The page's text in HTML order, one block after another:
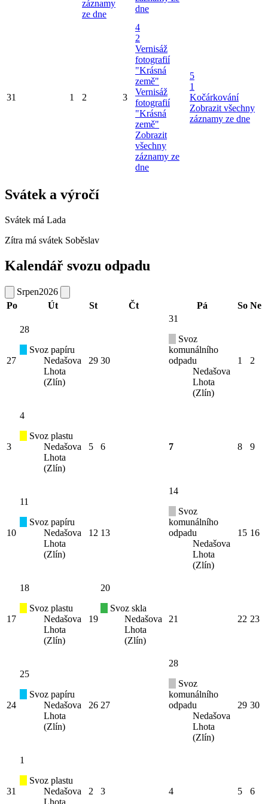
záznamy
ze dne
dne
31 1 2 3
4
2
Vernisáž
fotografií
"Krásná
země"
Vernisáž
fotografií
"Krásná
země"
Zobrazit
všechny
záznamy ze
dne
5
1
Kočárkování
Zobrazit všechny
záznamy ze dne
Svátek a výročí
Svátek má Lada
Zítra má svátek Soběslav
Kalendář svozu odpadu
Srpen2026
Po
Út St Čt Pá So Ne
27
28
Svoz papíru
Nedašova
Lhota
(Zlín)
29 30
31
Svoz
komunálního
odpadu
Nedašova
Lhota
(Zlín)
1 2
3
4
Svoz plastu
Nedašova
Lhota
(Zlín)
5 6 7 8 9
10
11
Svoz papíru
Nedašova
Lhota
(Zlín)
12 13
14
Svoz
komunálního
odpadu
Nedašova
Lhota
(Zlín)
15 16
17
18
Svoz plastu
Nedašova
Lhota
(Zlín)
19
20
Svoz skla
Nedašova
Lhota
(Zlín)
21 22 23
24
25
Svoz papíru
Nedašova
Lhota
(Zlín)
26 27
28
Svoz
komunálního
odpadu
Nedašova
Lhota
(Zlín)
29 30
31
1
Svoz plastu
Nedašova
Lhota
2 3 4 5 6